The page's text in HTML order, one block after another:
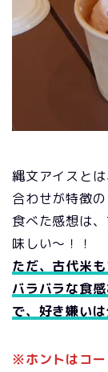
縄文アイスと
合わせが特徴の
食べた感想は
味しい～！！
ただ、古代米
バラバラな食
で、好き嫌い
※ホントはコー